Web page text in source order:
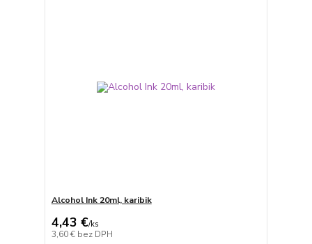
Alcohol Ink 20ml, karibik
4,43 €/ks
3,60 € bez DPH